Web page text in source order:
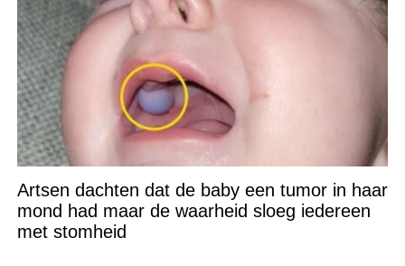
Artsen dachten dat de baby een tumor in haar
mond had maar de waarheid sloeg iedereen
met stomheid